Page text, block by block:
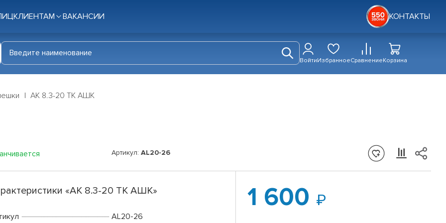
КЛИЕНТАМ ВАКАНСИИ КОНТАКТЫ
ВойтиИзбранноеСравнениеКорзина
АК 8.3-20 ТК АШК
Артикул: AL20-26
«АК 8.3-20 ТК АШК»
AL20-26
1 600